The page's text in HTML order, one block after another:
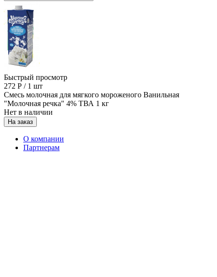
Быстрый просмотр
272 Р / 1 шт
Смесь молочная для мягкого мороженого Ванильная
"Молочная речка" 4% ТВА 1 кг
Нет в наличии
На заказ
О компании
Партнерам